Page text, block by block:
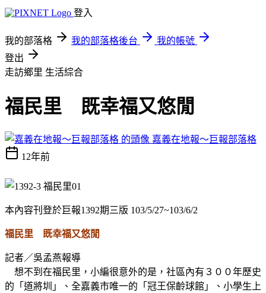
登入
我的部落格 我的部落格後台
我的帳號
登出
走訪鄉里 生活綜合
福民里 既幸福又悠閒
嘉義在地報～巨報部落格
12年前
本內容刊登於巨報1392期三版 103/5/27~103/6/2
福民里 既幸福又悠閒
記者／吳孟燕報導
想不到在福民里，小編很意外的是，社區內有３００年歷史
的「道將圳」、全嘉義市唯一的「冠王保齡球館」、小學生上